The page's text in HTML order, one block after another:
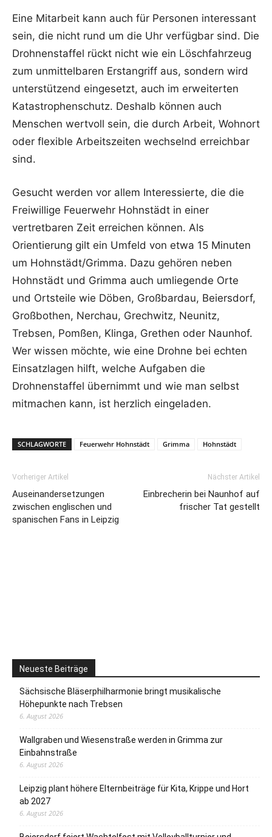
Eine Mitarbeit kann auch für Personen interessant
sein, die nicht rund um die Uhr verfügbar sind. Die
Drohnenstaffel rückt nicht wie ein Löschfahrzeug
zum unmittelbaren Erstangriff aus, sondern wird
unterstützend eingesetzt, auch im erweiterten
Katastrophenschutz. Deshalb können auch
Menschen wertvoll sein, die durch Arbeit, Wohnort
oder flexible Arbeitszeiten wechselnd erreichbar
sind.
Gesucht werden vor allem Interessierte, die die
Freiwillige Feuerwehr Hohnstädt in einer
vertretbaren Zeit erreichen können. Als
Orientierung gilt ein Umfeld von etwa 15 Minuten
um Hohnstädt/Grimma. Dazu gehören neben
Hohnstädt und Grimma auch umliegende Orte
und Ortsteile wie Döben, Großbardau, Beiersdorf,
Großbothen, Nerchau, Grechwitz, Neunitz,
Trebsen, Pomßen, Klinga, Grethen oder Naunhof.
Wer wissen möchte, wie eine Drohne bei echten
Einsatzlagen hilft, welche Aufgaben die
Drohnenstaffel übernimmt und wie man selbst
mitmachen kann, ist herzlich eingeladen.
SCHLAGWORTE Feuerwehr Hohnstädt Grimma Hohnstädt
Vorheriger Artikel
Auseinandersetzungen
zwischen englischen und
spanischen Fans in Leipzig
Nächster Artikel
Einbrecherin bei Naunhof auf
frischer Tat gestellt
Neueste Beiträge
Sächsische Bläserphilharmonie bringt musikalische
Höhepunkte nach Trebsen
6. August 2026
Wallgraben und Wiesenstraße werden in Grimma zur
Einbahnstraße
6. August 2026
Leipzig plant höhere Elternbeiträge für Kita, Krippe und Hort
ab 2027
6. August 2026